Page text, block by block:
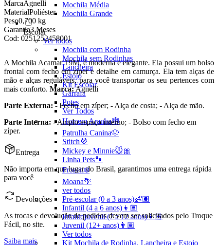
Mochila Média
Mochila Grande
Escolar
Ver todos
Mochila com Rodinha
Mochila sem Rodinhas
Lancheira
Estojo
Kit Escolar
Garrafa
Potes
Ver Todos
Homem Aranha🕸️
Patrulha Canina🐶
Stitch💜
Mickey e Minnie🐭🎀
Linha Pets🐾
Frozen❄️
Moana🌴
ver todos
Pré-escolar (0 a 3 anos)👶🏽
Infantil (4 a 6 anos)👦🏽
Infantojuvenil (7 a 12 anos)👦🏽
Juvenil (12+ anos)👨🏽
Ver todos
Kit Mochila de Rodinha, Lancheira e Estojo
MarcaAgnelli
MaterialPoliéster
Peso0,700 kg
Garantia3 Meses
Cod: 0251252458001
A Mochila Acamar 19M, é moderna e elegante. Ela possui um bolso
frontal com fecho em zíper e detalhe em camurça. Ela tem alças de
mão e alças reguláveis, para você transportar os seu pertences com
mais conforto. Marca:Agnelli
Parte Externa: - Fecho em zíper; - Alça de costa; - Alça de mão.
Parte Interna: - Amplo espaço interno; - Bolso com fecho em
zíper.
Entrega
Não importa em que lugar do Brasil, garantimos uma entrega rápida
para você
Devoluções
As trocas e devolução de pedidos devem ser solicitados pelo Troque
Fácil, no site.
Saiba mais